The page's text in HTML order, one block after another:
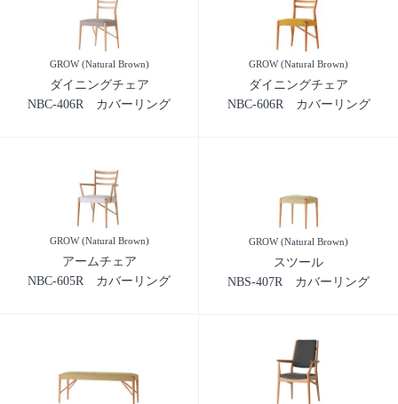
GROW (Natural Brown)
ダイニングチェア
NBC-406R カバーリング
GROW (Natural Brown)
ダイニングチェア
NBC-606R カバーリング
GROW (Natural Brown)
アームチェア
NBC-605R カバーリング
GROW (Natural Brown)
スツール
NBS-407R カバーリング